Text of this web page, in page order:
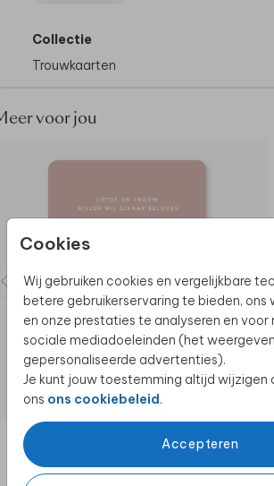
Cookies
Wij gebruiken cookies en vergelijkbare
betere gebruikerservaring te bieden, ons
en onze prestaties te analyseren en
sociale mediadoeleinden (het
gepersonaliseerde advertenties).
Je kunt jouw toestemming altijd wijzigen
ons ons cookiebeleid.
Accepteren
net zo uniek is als jullie!
Collectie
Trouwkaarten
voor jou
TROUWKAART